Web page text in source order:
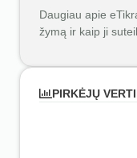
Daugiau apie
žymą ir kaip ji
PIRKĖJŲ